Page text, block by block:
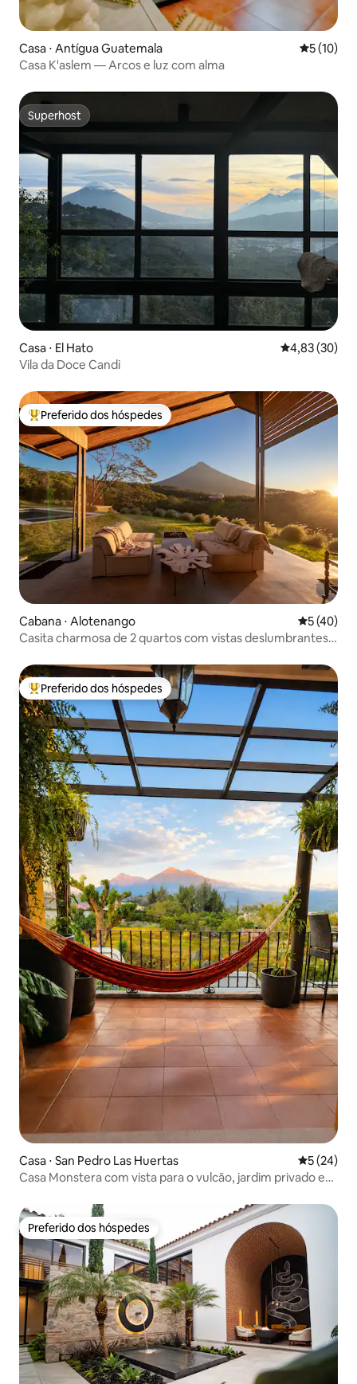
Casa ⋅ Antígua Guatemala 5 de uma
5 (10)
Casa K'aslem — Arcos e luz com alma
Superhost
Superhost
Casa ⋅ El Hato 4,83 de uma
4,83 (30)
Vila da Doce Candi
Entre os melhores preferidos dos hóspedes
Preferido dos hóspedes
Cabana ⋅ Alotenango 5 de uma
5 (40)
Casita charmosa de 2 quartos com vistas deslumbrantes
Entre os melhores preferidos dos hóspedes
Preferido dos hóspedes
Casa ⋅ San Pedro Las Huertas 5 de uma
5 (24)
Casa Monstera com vista para o vulcão, jardim privado e
Preferido dos hóspedes
Preferido dos hóspedes